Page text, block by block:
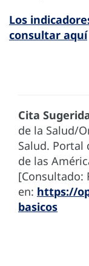
Los
consultar aquí
Cita
de la Salud/
Salud. Portal
de las
[Consultado:
en: https://
basicos